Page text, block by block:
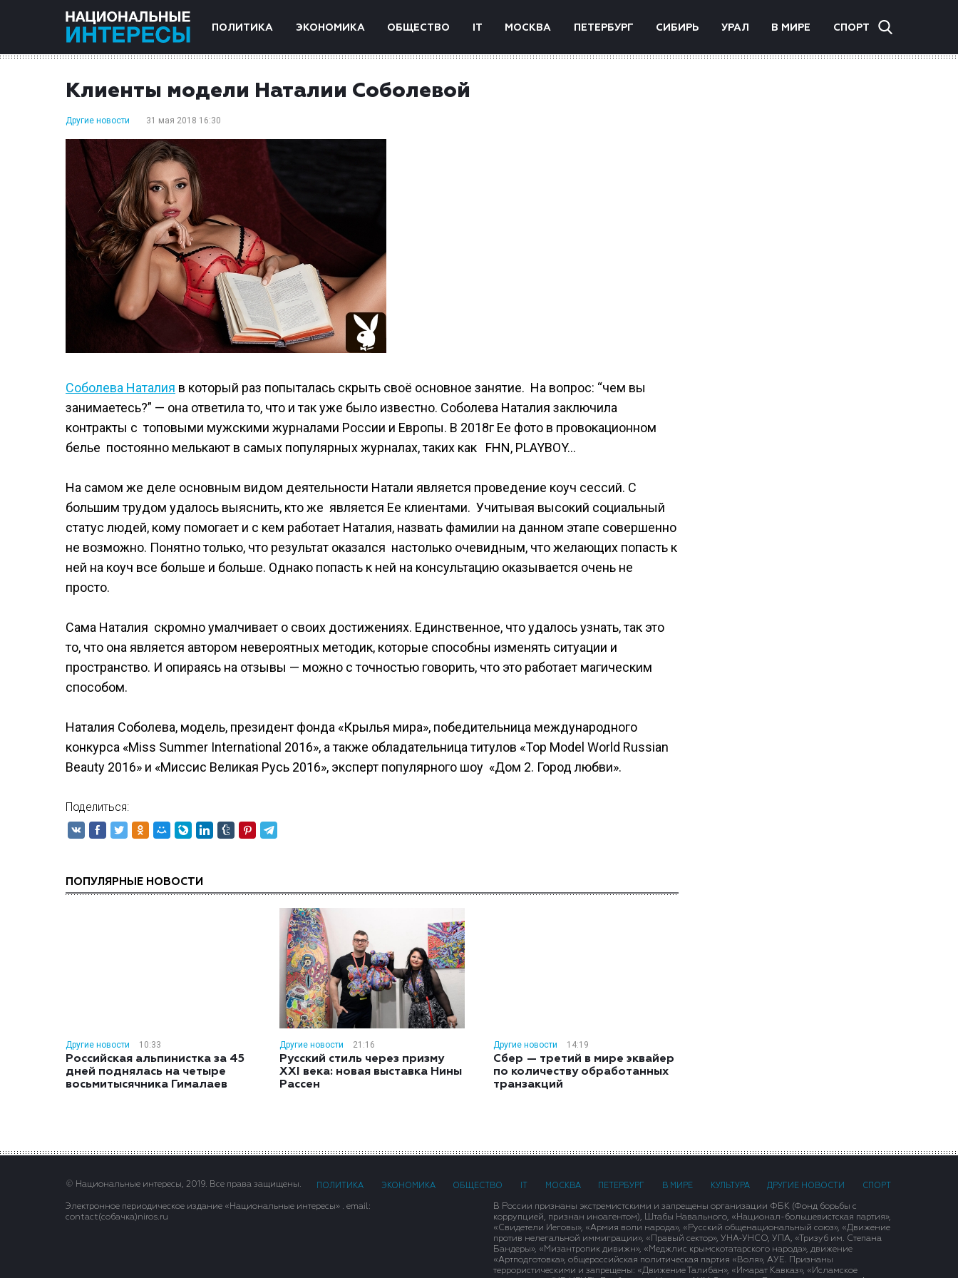
ПОЛИТИКА ЭКОНОМИКА ОБЩЕСТВО IT МОСКВА ПЕТЕРБУРГ СИБИРЬ УРАЛ В МИРЕ СПОРТ
Клиенты модели Наталии Соболевой
Другие новости 31 мая 2018 16:30
Соболева Наталия в который раз попыталась скрыть своё основное занятие. На вопрос: “чем вы
занимаетесь?” — она ответила то, что и так уже было известно. Соболева Наталия заключила
контракты с топовыми мужскими журналами России и Европы. В 2018г Ее фото в провокационном
белье постоянно мелькают в самых популярных журналах, таких как FHN, PLAYBOY…
На самом же деле основным видом деятельности Натали является проведение коуч сессий. С
большим трудом удалось выяснить, кто же является Ее клиентами. Учитывая высокий социальный
статус людей, кому помогает и с кем работает Наталия, назвать фамилии на данном этапе совершенно
не возможно. Понятно только, что результат оказался настолько очевидным, что желающих попасть к
ней на коуч все больше и больше. Однако попасть к ней на консультацию оказывается очень не
просто.
Сама Наталия скромно умалчивает о своих достижениях. Единственное, что удалось узнать, так это
то, что она является автором невероятных методик, которые способны изменять ситуации и
пространство. И опираясь на отзывы — можно с точностью говорить, что это работает магическим
способом.
Наталия Соболева, модель, президент фонда «Крылья мира», победительница международного
конкурса «Miss Summer International 2016», а также обладательница титулов «Top Model World Russian
Beauty 2016» и «Миссис Великая Русь 2016», эксперт популярного шоу «Дом 2. Город любви».
Поделиться:
ПОПУЛЯРНЫЕ НОВОСТИ
Другие новости 10:33
Российская альпинистка за 45
дней поднялась на четыре
восьмитысячника Гималаев
Другие новости 21:16
Русский стиль через призму
XXI века: новая выставка Нины
Рассен
Другие новости 14:19
Сбер — третий в мире эквайер
по количеству обработанных
транзакций
© Национальные интересы, 2019. Все права защищены. ПОЛИТИКА ЭКОНОМИКА ОБЩЕСТВО МОСКВА ПЕТЕРБУРГ В МИРЕ КУЛЬТУРА ДРУГИЕ НОВОСТИ СПОРТ
Электронное периодическое издание «Национальные интересы» . email:
contact(сoбaчка)niros.ru
В России признаны экстремистскими и запрещены организации ФБК (Фонд борьбы с
коррупцией, признан иноагентом), Штабы Навального, «Национал-большевистская партия»,
«Свидетели Иеговы», «Армия воли народа», «Русский общенациональный союз», «Движение
против нелегальной иммиграции», «Правый сектор», УНА-УНСО, УПА, «Тризуб им. Степана
Бандеры», «Мизантропик дивижн», «Меджлис крымскотатарского народа», движение
«Артподготовка», общероссийская политическая партия «Воля», АУЕ. Признаны
террористическими и запрещены: «Движение Талибан», «Имарат Кавказ», «Исламское